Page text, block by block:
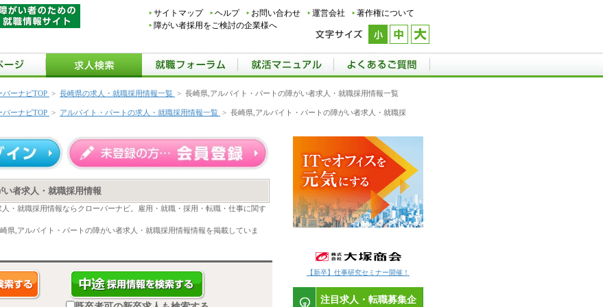
サイトマップ ヘルプ お問い合わせ 運営会社
著作権について
障がい者採用をご検討の企業様へ
バーナビTOP > 長崎県の求人・就職採用情報一覧 > 長崎県,アルバイト・パートの障がい者求人・就職採用情報一覧
バーナビTOP > アルバイト・パートの求人・就職採用情報一覧 > 長崎県,アルバイト・パートの障がい者求人・就職採
者求人・就職採用情報
・就職採用情報ならクローバーナビ。雇用・就職・採用・転職・仕事に関す
県,アルバイト・パートの障がい者求人・就職採用情報情報を掲載していま
【新卒】仕事研究セミナー開催！
注目求人・転職募集企